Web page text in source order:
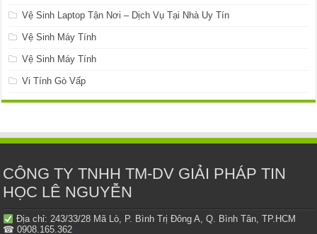
Vệ Sinh Laptop Tận Nơi – Dịch Vụ Tại Nhà Uy Tín
Vệ Sinh Máy Tính
Vệ Sinh Máy Tính
Vi Tính Gò Vấp
CÔNG TY TNHH TM-DV GIẢI PHÁP TIN
HỌC LÊ NGUYỄN
Địa chỉ: 243/33/28 Mã Lò, P. Bình Trị Đông A, Q. Bình Tân, TP.HCM
☎ 0908.165.362